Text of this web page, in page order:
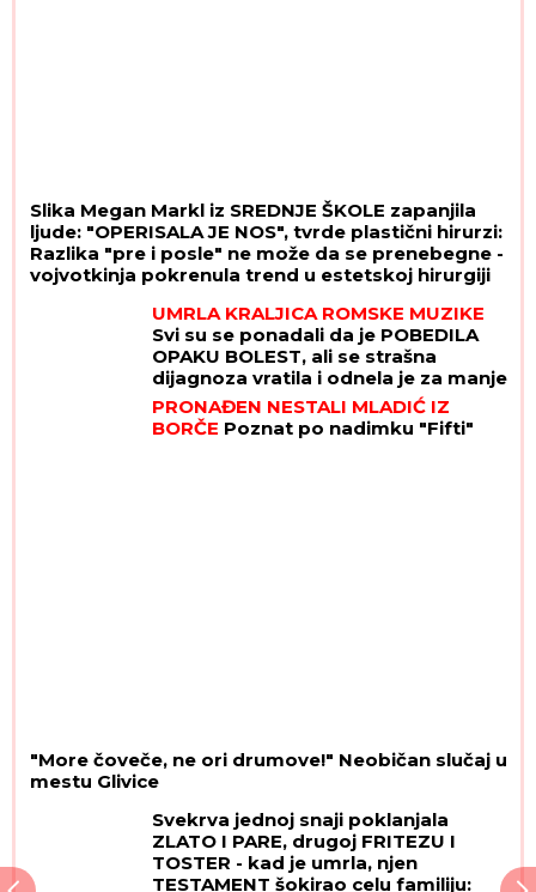
Slika Megan Markl iz SREDNJE ŠKOLE zapanjila
ljude: "OPERISALA JE NOS", tvrde plastični hirurzi:
Razlika "pre i posle" ne može da se prenebegne -
vojvotkinja pokrenula trend u estetskoj hirurgiji
UMRLA KRALJICA ROMSKE MUZIKE
Svi su se ponadali da je POBEDILA
OPAKU BOLEST, ali se strašna
dijagnoza vratila i odnela je za manje
od 8 MESECI
PRONAĐEN NESTALI MLADIĆ IZ
BORČE Poznat po nadimku "Fifti"
"More čoveče, ne ori drumove!" Neobičan slučaj u
mestu Glivice
Svekrva jednoj snaji poklanjala
ZLATO I PARE, drugoj FRITEZU I
TOSTER - kad je umrla, njen
TESTAMENT šokirao celu familiju: